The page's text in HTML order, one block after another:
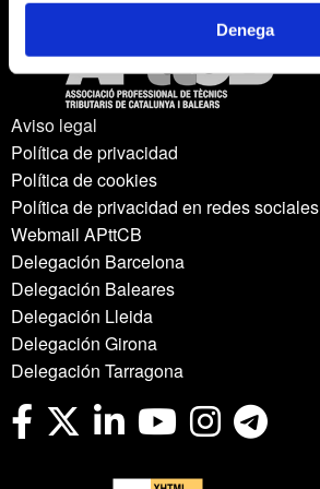
Denega
Aviso legal
Política de privacidad
Política de cookies
Política de privacidad en redes sociales
Webmail APttCB
Delegación Barcelona
Delegación Baleares
Delegación Lleida
Delegación Girona
Delegación Tarragona